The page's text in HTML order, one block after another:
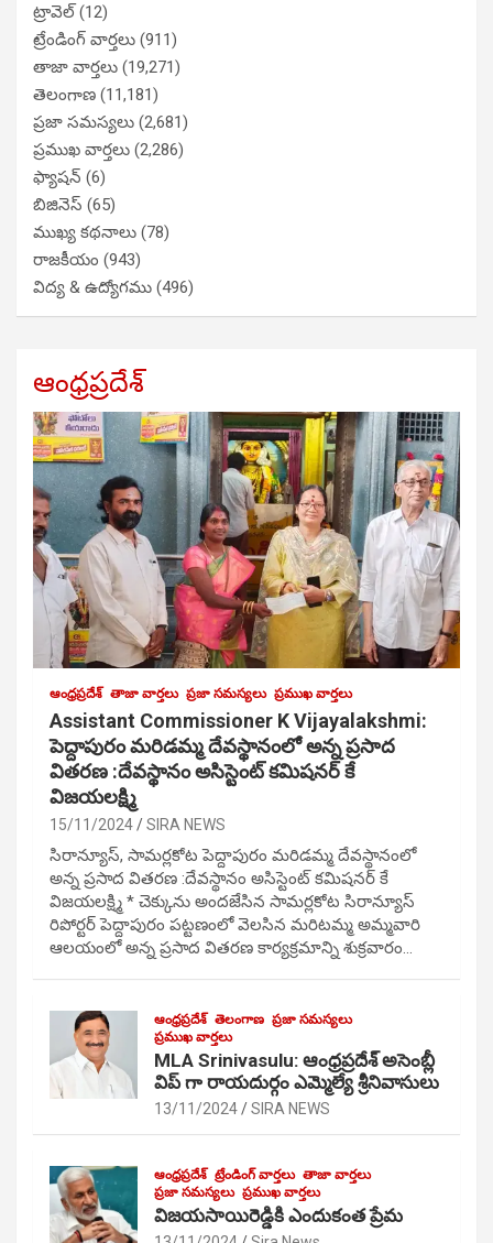
ట్రావెల్(12)
ట్రేండింగ్ వార్తలు (911)
తాజా వార్తలు (19,271)
తెలంగాణ (11,181)
ప్రజా సమస్యలు (2,681)
ప్రముఖ వార్తలు (2,286)
ఫ్యాషన్ (6)
బిజినెస్ (65)
ముఖ్య కథనాలు (78)
రాజకీయం (943)
విద్య & ఉద్యోగము (496)
ఆంధ్రప్రదేశ్
ఆంధ్రప్రదేశ్ తాజా వార్తలు ప్రజా సమస్యలు ప్రముఖ వార్తలు
Assistant Commissioner K Vijayalakshmi:
పెద్దాపురం మరిడమ్మ దేవస్థానంలో అన్న ప్రసాద
వితరణ :దేవస్థానం అసిస్టెంట్ కమిషనర్ కే
విజయలక్ష్మి
15/11/2024 SIRA NEWS
సిరాన్యూస్, సామర్లకోట పెద్దాపురం మరిడమ్మ దేవస్థానంలో
అన్న ప్రసాద వితరణ :దేవస్థానం అసిస్టెంట్ కమిషనర్ కే
విజయలక్ష్మి * చెక్కును అందజేసిన సామర్లకోట సిరాన్యూస్
రిపోర్టర్ పెద్దాపురం పట్టణంలో వెలసిన మరిటమ్మ అమ్మవారి
ఆలయంలో అన్న ప్రసాద వితరణ కార్యక్రమాన్ని శుక్రవారం…
ఆంధ్రప్రదేశ్ తెలంగాణ ప్రజా సమస్యలు
ప్రముఖ వార్తలు
MLA Srinivasulu: ఆంధ్రప్రదేశ్ అసెంబ్లీ
విప్ గా రాయదుర్గం ఎమ్మెల్యే శ్రీనివాసులు
13/11/2024 SIRA NEWS
ఆంధ్రప్రదేశ్ ట్రేండింగ్ వార్తలు తాజా వార్తలు
ప్రజా సమస్యలు ప్రముఖ వార్తలు
విజయసాయిరెడ్డికి ఎందుకంత ప్రేమ